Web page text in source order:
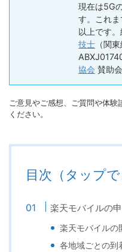
現在は5G
す。これ
以上です。
技士 （関
ABXJ01740
協会 賛助
ご意見やご感想、ご質問や体験
ください。
目次（タップで
楽天モバイルの
楽天モバイルの
各地域ごとの到